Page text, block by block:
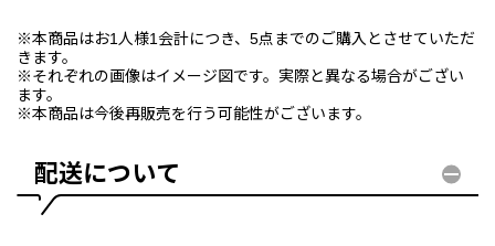
※本商品はお1人様1会計につき、5点までのご購入とさせていただ
きます。
※それぞれの画像はイメージ図です。実際と異なる場合がござい
ます。
※本商品は今後再販売を行う可能性がございます。
配送について